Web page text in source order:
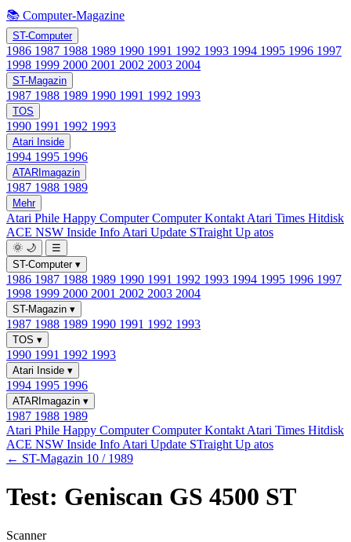
📚 Computer-Magazine
ST-Computer
1986 1987 1988 1989 1990 1991 1992 1993 1994 1995 1996 1997
1998 1999 2000 2001 2002 2003 2004
ST-Magazin
1987 1988 1989 1990 1991 1992 1993
TOS
1990 1991 1992 1993
Atari Inside
1994 1995 1996
ATARImagazin
1987 1988 1989
Mehr
Atari Phile Happy ComputerComputer Kontakt Atari Times Hitdisk
ACE NSW Inside Info Atari Update STraight Up atos
🌞 🌙
☰
ST-Computer ▾
1986 1987 1988 1989 1990 1991 1992 1993 1994 1995 1996 1997
1998 1999 2000 2001 2002 2003 2004
ST-Magazin ▾
1987 1988 1989 1990 1991 1992 1993
TOS ▾
1990 1991 1992 1993
Atari Inside ▾
1994 1995 1996
ATARImagazin ▾
1987 1988 1989
Atari Phile Happy ComputerComputer Kontakt Atari Times Hitdisk
ACE NSW Inside Info Atari Update STraight Up atos
← ST-Magazin 10 / 1989
Test: Geniscan GS 4500 ST
Scanner